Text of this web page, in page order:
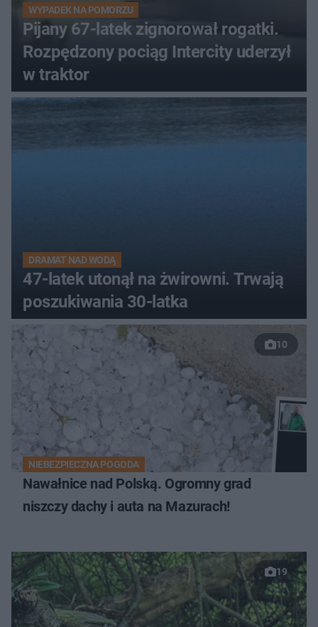
WYPADEK NA POMORZU
Pijany 67-latek zignorował rogatki.
Rozpędzony pociąg Intercity uderzył
w traktor
DRAMAT NAD WODĄ
47-latek utonął na żwirowni. Trwają
poszukiwania 30-latka
10
NIEBEZPIECZNA POGODA
Nawałnice nad Polską. Ogromny grad
niszczy dachy i auta na Mazurach!
19